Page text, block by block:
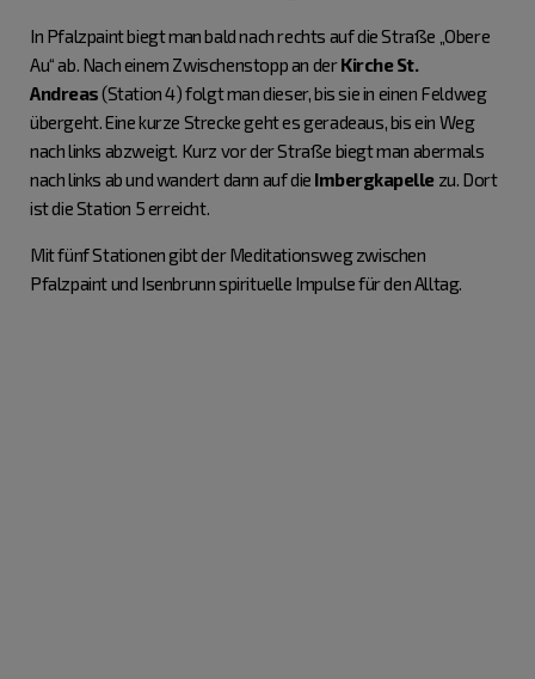
In Pfalzpaint biegt man bald nach rechts auf die Straße „Obere
Au“ ab. Nach einem Zwischenstopp an derKirche St.
Andreas(Station 4) folgt man dieser, bis sie in einen Feldweg
übergeht. Eine kurze Strecke geht es geradeaus, bis ein Weg
nach links abzweigt. Kurz vor der Straße biegt man abermals
nach links ab und wandert dann auf die Imbergkapellezu. Dort
ist die Station 5 erreicht.
Mit fünf Stationen gibt der Meditationsweg zwischen
Pfalzpaint und Isenbrunn spirituelle Impulse für den Alltag.